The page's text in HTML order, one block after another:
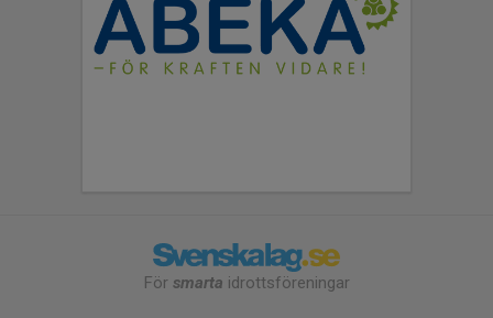
För smarta idrottsföreningar